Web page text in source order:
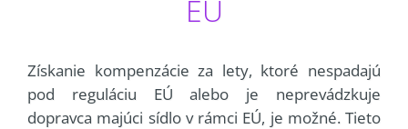
EÚ
Získanie kompenzácie za lety, ktoré nespadajú
pod reguláciu EÚ alebo je neprevádzkuje
dopravca majúci sídlo v rámci EÚ, je možné. Tieto